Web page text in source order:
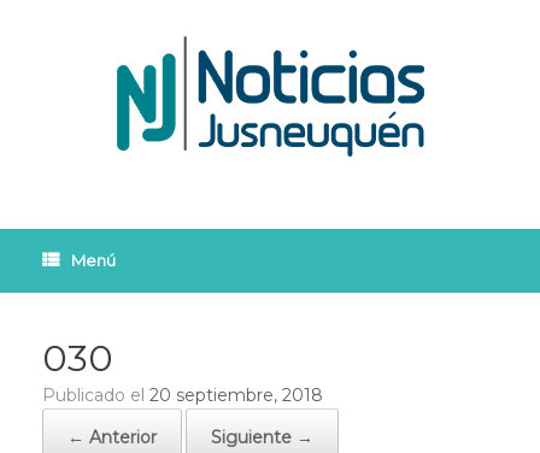
Menú
030
Publicado el 20 septiembre, 2018
← Anterior
Siguiente →